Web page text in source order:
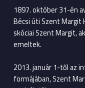
1897. október 31-én
Bécsi úti Szent Margit
skóciai Szent Margit,
emeltek.
2013. január 1-től az
formájában, Szent